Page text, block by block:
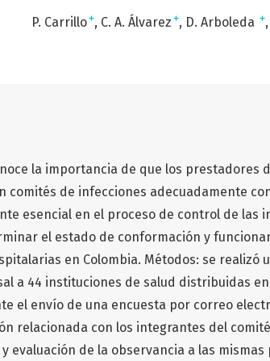
P. Carrillo+ C. A. Álvarez + D. Arboleda +
la importancia de que los prestadores
comités de infecciones adecuadamente
esencial en el proceso de control de las
el estado de conformación y
en Colombia. Métodos: se realizó
a 44 instituciones de salud distribuidas
el envío de una encuesta por correo
relacionada con los integrantes del
evaluación de la observancia a las